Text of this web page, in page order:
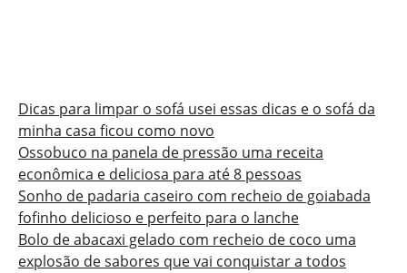
Dicas para limpar o sofá usei essas dicas e o sofá da
minha casa ficou como novo
Ossobuco na panela de pressão uma receita
econômica e deliciosa para até 8 pessoas
Sonho de padaria caseiro com recheio de goiabada
fofinho delicioso e perfeito para o lanche
Bolo de abacaxi gelado com recheio de coco uma
explosão de sabores que vai conquistar a todos